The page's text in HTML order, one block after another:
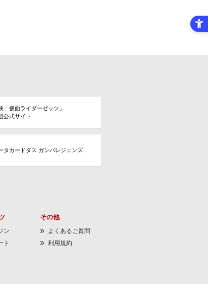
「仮面ライダーゼッツ」
公式サイト
タカードダス ガンバレジェンズ
ン
ト
その他
よくあるご質問
利用規約